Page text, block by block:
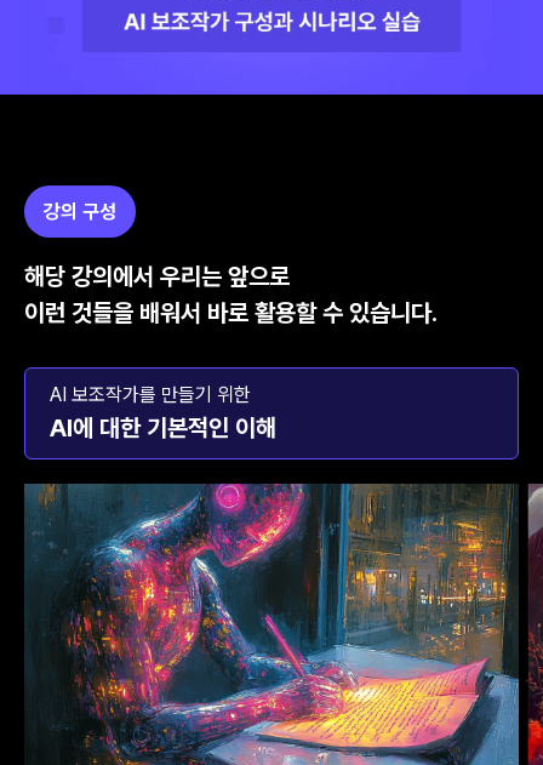
강의 구성
해당 강의에서 우리는 앞으로
이런 것들을 배워서 바로 활용할 수 있습니다.
AI 보조작가를 만들기 위한
AI에 대한 기본적인 이해